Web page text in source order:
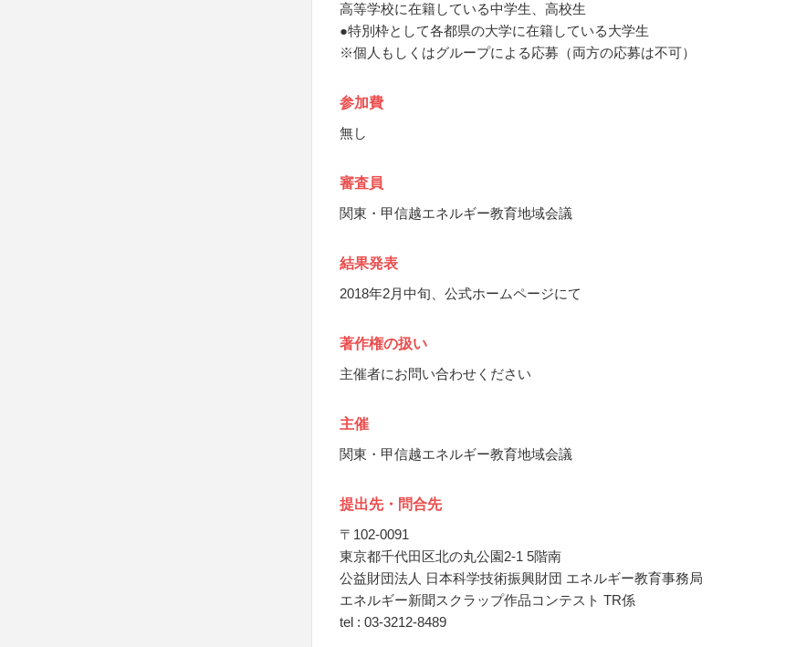
高等学校に在籍している中学生、高校生
●特別枠として各都県の大学に在籍している大学生
※個人もしくはグループによる応募（両方の応募は不可）
参加費
無し
審査員
関東・甲信越エネルギー教育地域会議
結果発表
2018年2月中旬、公式ホームページにて
著作権の扱い
主催者にお問い合わせください
主催
関東・甲信越エネルギー教育地域会議
提出先・問合先
〒102-0091
東京都千代田区北の丸公園2-1 5階南
公益財団法人 日本科学技術振興財団 エネルギー教育事務局
エネルギー新聞スクラップ作品コンテスト TR係
tel : 03-3212-8489